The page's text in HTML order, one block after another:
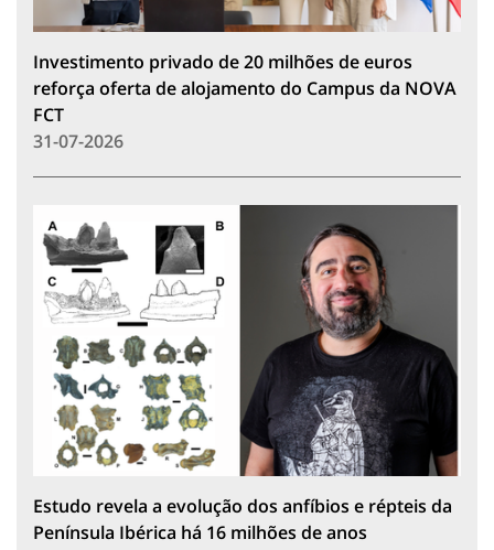
Investimento privado de 20 milhões de euros
reforça oferta de alojamento do Campus da NOVA
FCT
31-07-2026
Estudo revela a evolução dos anfíbios e répteis da
Península Ibérica há 16 milhões de anos